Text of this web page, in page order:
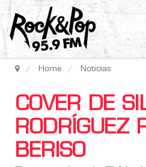
Home Noticias
COVER DE
RODRÍGUEZ
BERISO